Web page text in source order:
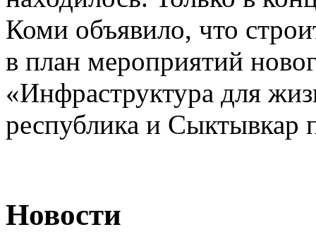
Коми объявило, что
в план мероприятий
«Инфраструктура для
республика и Сыктывкар
Новости